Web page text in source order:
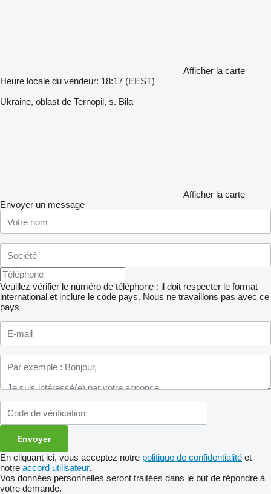
Afficher la carte
Heure locale du vendeur: 18:17 (EEST)
Ukraine, oblast de Ternopil, s. Bila
Afficher la carte
Envoyer un message
Veuillez vérifier le numéro de téléphone : il doit respecter le format
international et inclure le code pays. Nous ne travaillons pas avec ce
pays
En cliquant ici, vous acceptez notre politique de confidentialité et
notre accord utilisateur.
Vos données personnelles seront traitées dans le but de répondre à
votre demande.